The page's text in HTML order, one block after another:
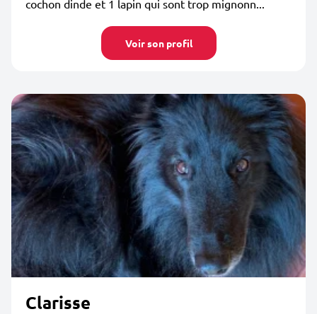
cochon dinde et 1 lapin qui sont trop mignonn...
Voir son profil
Clarisse